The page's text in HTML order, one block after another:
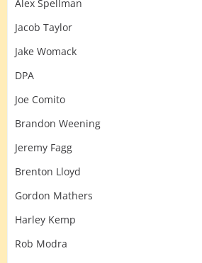
Alex Spellman
Jacob Taylor
Jake Womack
DPA
Joe Comito
Brandon Weening
Jeremy Fagg
Brenton Lloyd
Gordon Mathers
Harley Kemp
Rob Modra